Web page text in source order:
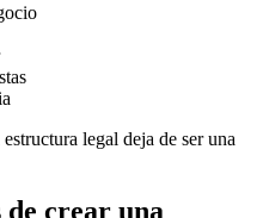
legal deja de ser una
de crear una